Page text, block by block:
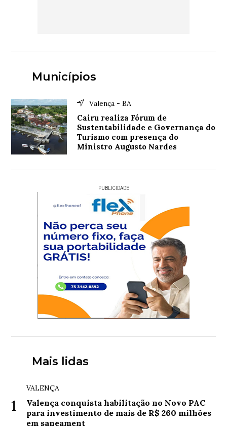
Municípios
Valença - BA
Cairu realiza Fórum de
Sustentabilidade e Governança do
Turismo com presença do
Ministro Augusto Nardes
PUBLICIDADE
Mais lidas
1
VALENÇA
Valença conquista habilitação no Novo PAC
para investimento de mais de R$ 260 milhões
em saneament